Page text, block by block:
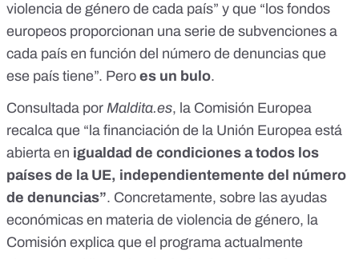
violencia de género de cada país” y que “los fondos
europeos proporcionan una serie de subvenciones a
cada país en función del número de denuncias que
ese país tiene”. Pero es un bulo.
Consultada por Maldita.es, la Comisión Europea
recalca que “la financiación de la Unión Europea está
abierta en igualdad de condiciones a todos los
países de la UE, independientemente del número
de denuncias”. Concretamente, sobre las ayudas
económicas en materia de violencia de género, la
Comisión explica que el programa actualmente